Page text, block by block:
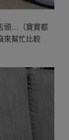
頭…（寶寶都
來幫忙比較